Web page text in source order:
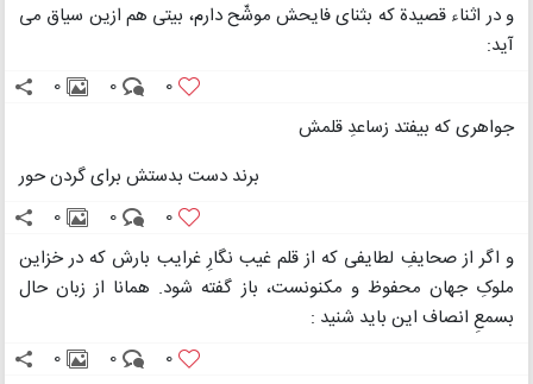
و در اثناء قصیدة که بثنای فایحش موشّح دارم، بیتی هم ازین سیاق می
آید:
0
0
0
جواهری که بیفتد زساعدِ قلمش
برند دست بدستش برای گردن حور
0
0
0
و اگر از صحایفِ لطایفی که از قلم غیب نگارِ غرایب بارش که در خزاین
ملوکِ جهان محفوظ و مکنونست، باز گفته شود. همانا از زبان حال
بسمعِ انصاف این باید شنید :
0
0
0